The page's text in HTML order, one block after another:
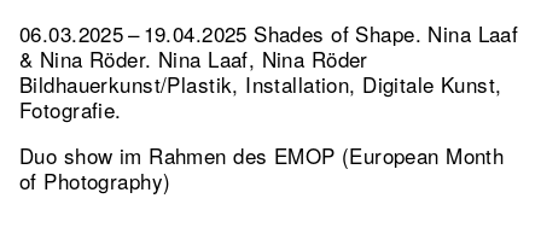
06.03.2025 – 19.04.2025 Shades of Shape. Nina Laaf
& Nina Röder. Nina Laaf, Nina Röder
Bildhauerkunst/Plastik, Installation, Digitale Kunst,
Fotografie.
Duo show im Rahmen des EMOP (European Month
of Photography)